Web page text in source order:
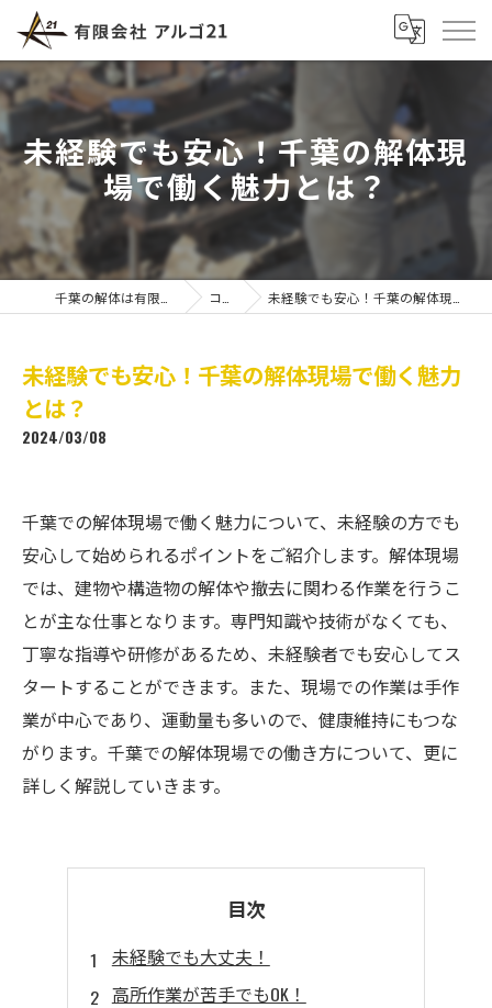
未経験でも安心！千葉の解体現
場で働く魅力とは？
コラム 未経験でも安心！千葉の解体現場で働く魅力とは？
未経験でも安心！千葉の解体現場で働く魅力
とは？
2024/03/08
千葉での解体現場で働く魅力について、未経験の方でも
安心して始められるポイントをご紹介します。解体現場
では、建物や構造物の解体や撤去に関わる作業を行うこ
とが主な仕事となります。専門知識や技術がなくても、
丁寧な指導や研修があるため、未経験者でも安心してス
タートすることができます。また、現場での作業は手作
業が中心であり、運動量も多いので、健康維持にもつな
がります。千葉での解体現場での働き方について、更に
詳しく解説していきます。
目次
未経験でも大丈夫！
高所作業が苦手でもOK！